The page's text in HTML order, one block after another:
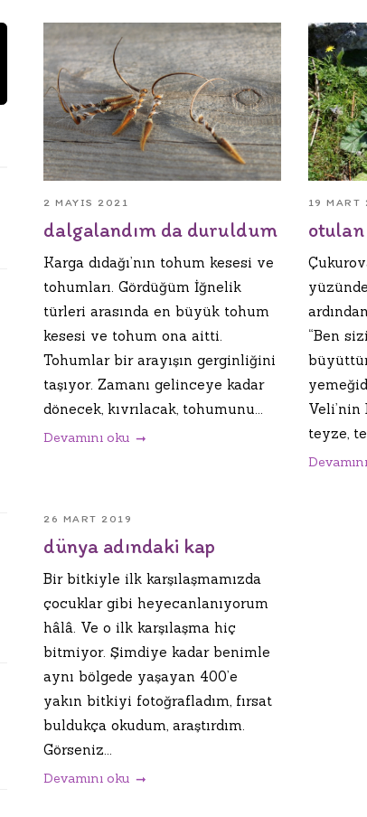
2 MAYIS 2021
dalgalandım da duruldum
Karga dıdağı’nın tohum kesesi ve
tohumları. Gördüğüm İğnelik
türleri arasında en büyük tohum
kesesi ve tohum ona aitti.
Tohumlar bir arayışın gerginliğini
taşıyor. Zamanı gelinceye kadar
dönecek, kıvrılacak, tohumunu...
Devamını oku
19 MART
otulan
“Ben
Veli’nin
teyze,
26 MART 2019
dünya adındaki kap
Bir bitkiyle ilk karşılaşmamızda
çocuklar gibi heyecanlanıyorum
hâlâ. Ve o ilk karşılaşma hiç
bitmiyor. Şimdiye kadar benimle
aynı bölgede yaşayan 400’e
yakın bitkiyi fotoğrafladım, fırsat
buldukça okudum, araştırdım.
Görseniz...
Devamını oku